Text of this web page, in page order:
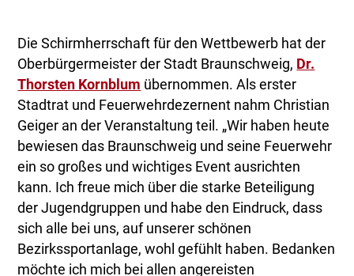
Die Schirmherrschaft für den Wettbewerb hat der
Oberbürgermeister der Stadt Braunschweig, Dr.
Thorsten Kornblum übernommen. Als erster
Stadtrat und Feuerwehrdezernent nahm Christian
Geiger an der Veranstaltung teil. „Wir haben heute
bewiesen das Braunschweig und seine Feuerwehr
ein so großes und wichtiges Event ausrichten
kann. Ich freue mich über die starke Beteiligung
der Jugendgruppen und habe den Eindruck, dass
sich alle bei uns, auf unserer schönen
Bezirkssportanlage, wohl gefühlt haben. Bedanken
möchte ich mich bei allen angereisten